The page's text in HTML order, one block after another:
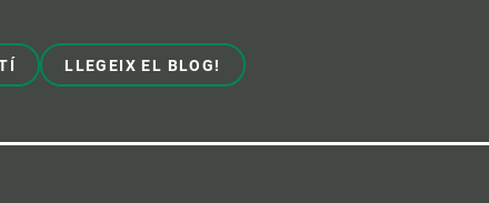
LLEGEIX EL BLOG!